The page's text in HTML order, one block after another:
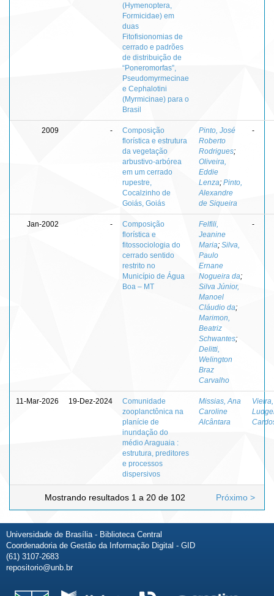
(Hymenoptera,
Formicidae) em
duas
Fitofisionomias de
cerrado e padrões
de distribuição de
“Poneromorfas”,
Pseudomyrmecinae
e Cephalotini
(Myrmicinae) para o
Brasil
2009 -
Composição
florística e estrutura
da vegetação
arbustivo-arbórea
em um cerrado
rupestre,
Cocalzinho de
Goiás, Goiás
Pinto, José
Roberto
Rodrigues;
Oliveira,
Eddie
Lenza; Pinto,
Alexandre
de Siqueira
-
Jan-2002 -
Composição
florística e
fitossociologia do
cerrado sentido
restrito no
Município de Água
Boa – MT
Felfili,
Jeanine
Maria; Silva,
Paulo
Ernane
Nogueira da;
Silva Júnior,
Manoel
Cláudio da;
Marimon,
Beatriz
Schwantes;
Delitti,
Welington
Braz
Carvalho
-
11-Mar-2026 19-Dez-2024
Comunidade
zooplanctônica na
planície de
inundação do
médio Araguaia :
estrutura, preditores
e processos
dispersivos
Missias, Ana
Caroline
Alcântara
Vieira,
Mostrando resultados 1 a 20 de 102 Próximo >
Universidade de Brasília - Biblioteca Central
Coordenadoria de Gestão da Informação Digital - GID
(61) 3107-2683
repositorio@unb.br